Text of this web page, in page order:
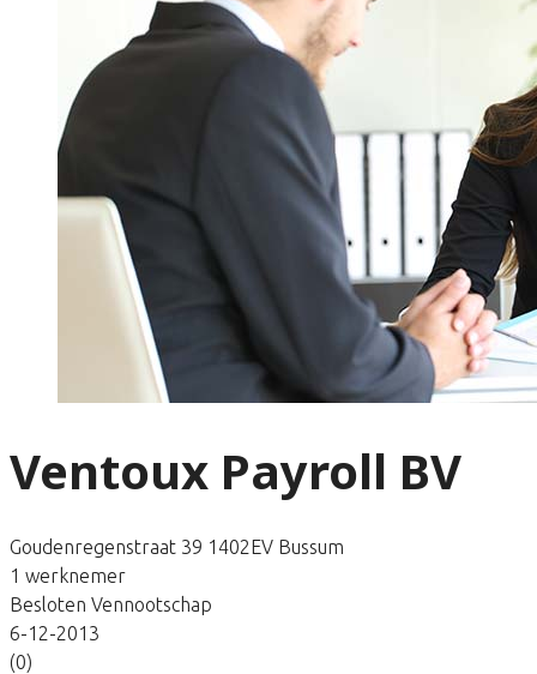
Ventoux Payroll BV
Goudenregenstraat 39 1402EV Bussum
1 werknemer
Besloten Vennootschap
6-12-2013
(0)